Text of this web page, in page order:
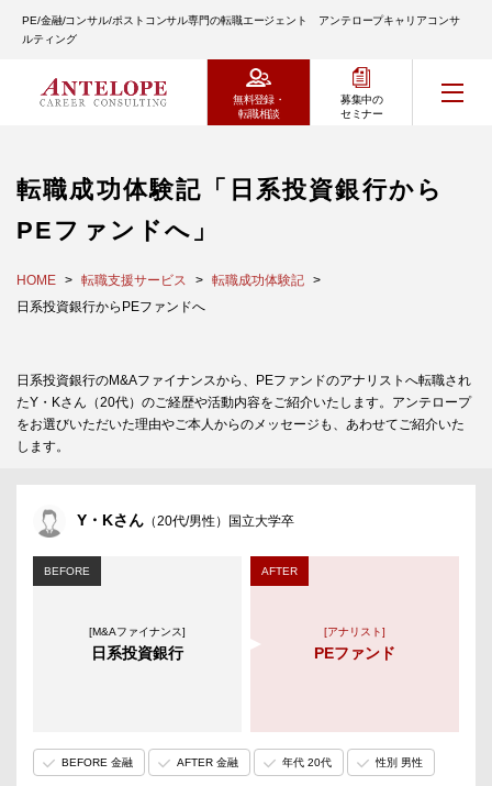
PE/金融/コンサル/ポストコンサル専門の転職エージェント アンテロープキャリアコンサ
ルティング
無料登録・
転職相談
募集中の
セミナー
転職成功体験記「日系投資銀行から
PEファンドへ」
HOME 転職支援サービス
転職成功体験記
日系投資銀行からPEファンドへ
日系投資銀行のM&Aファイナンスから、PEファンドのアナリストへ転職され
たY・Kさん（20代）のご経歴や活動内容をご紹介いたします。アンテロープ
をお選びいただいた理由やご本人からのメッセージも、あわせてご紹介いた
します。
Y・Kさん （20代/男性）国立大学卒
BEFORE
[M&Aファイナンス]
日系投資銀行
AFTER
[アナリスト]
PEファンド
BEFORE 金融 AFTER 金融 年代 20代 性別 男性